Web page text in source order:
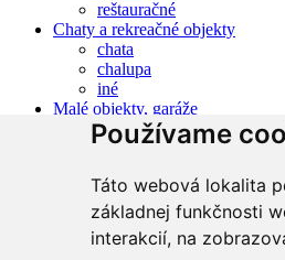
Používame
Táto webová lokalita
základnej funkčnosti
interakcií, na
reštauračné
Chaty a rekreačné objekty
chata
chalupa
iné
Malé objekty, garáže
Garáž jednotlivá
Garáž hromadná
Novostavby O nás Makléri
2026 © MG real, s.r.o. - Všetky práva